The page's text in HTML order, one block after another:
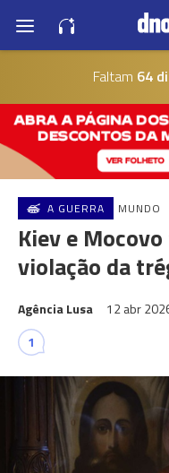
Faltam 64
A GUERRA MUNDO
Kiev e
violação da
Agência Lusa 12 abr
1